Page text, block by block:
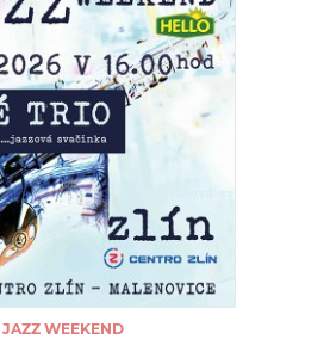
JAZZ WEEKEND